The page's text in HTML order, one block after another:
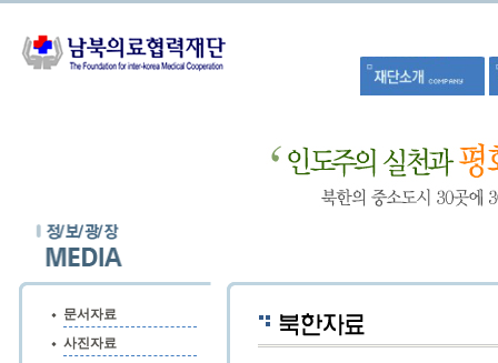
문서자료
사진자료